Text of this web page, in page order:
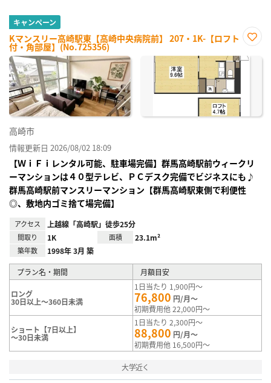
キャンペーン
Kマンスリー高崎駅東【高崎中央病院前】 207・1K-【ロフト
付・角部屋】(No.725356)
に入
高崎市
情報更新日 2026/08/02 18:09
【ＷｉＦｉレンタル可能、駐車場完備】群馬高崎駅前ウィークリ
ーマンションは４０型テレビ、ＰＣデスク完備でビジネスにも♪
群馬高崎駅前マンスリーマンション【群馬高崎駅東側で利便性
◎、敷地内ゴミ捨て場完備】
アクセス 上越線「高崎駅」徒歩25分
間取り 1K 面積 23.1m²
築年数 1998年 3月 築
プラン名・期間 月額目安
ロング
30日以上～360日未満
1日当たり 1,900円～
76,800 円/月～
初期費用他 22,000円～
ショート【7日以上】
～30日未満
1日当たり 2,300円～
88,800 円/月～
初期費用他 16,500円～
大学近く